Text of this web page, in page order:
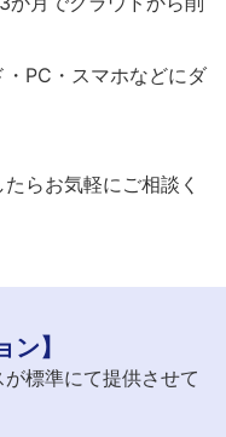
PC・スマホなどにダ
らお気軽にご相談く
ン】
標準にて提供させて